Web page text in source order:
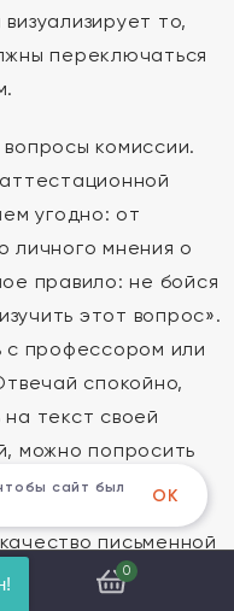
то,
переключаться
комиссии.
угодно: от
личного мнения о
правило: не бойся
этот вопрос».
с профессором или
спокойно,
текст своей
можно попросить
на размышление.
письменной
отвечать на
0
сайт был
ОК